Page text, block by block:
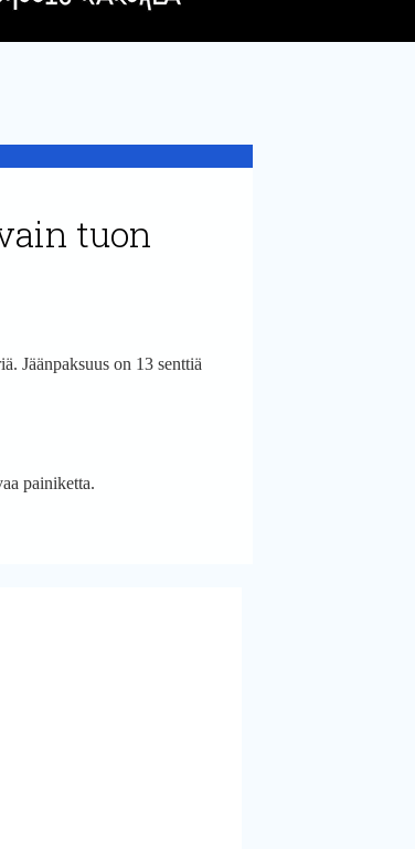
tuon
Jäänpaksuus on 13 senttiä
painiketta.